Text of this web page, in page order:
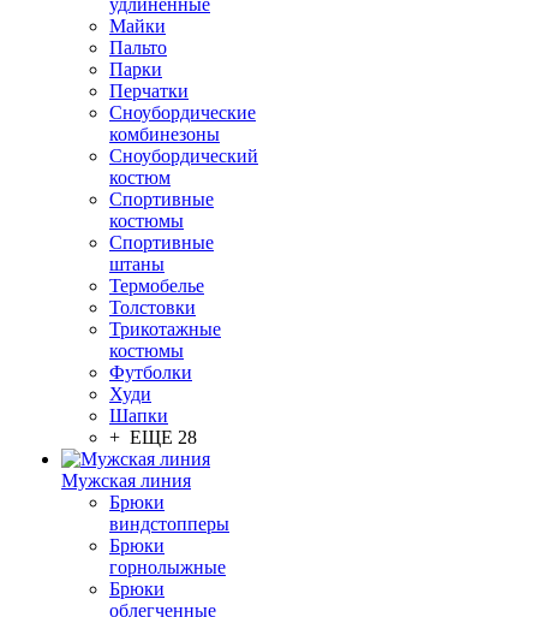
удлинённые
Майки
Пальто
Парки
Перчатки
Сноубордические
комбинезоны
Сноубордический
костюм
Спортивные
костюмы
Спортивные
штаны
Термобелье
Толстовки
Трикотажные
костюмы
Футболки
Худи
Шапки
+ ЕЩЕ 28
Мужская линия
Брюки
виндстопперы
Брюки
горнолыжные
Брюки
облегченные